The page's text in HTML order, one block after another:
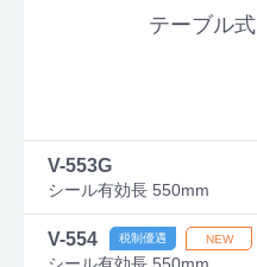
テーブル式
V-553G
シール有効長 550mm
V-554